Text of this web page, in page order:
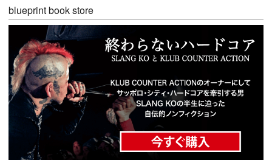
blueprint book store